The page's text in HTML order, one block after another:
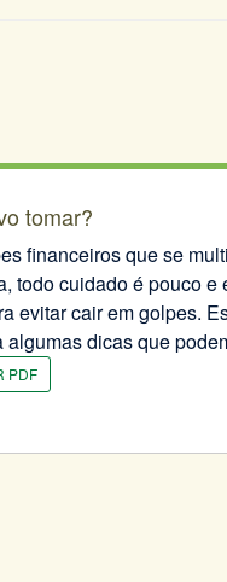
tomar?
financeiros que se
todo cuidado é pouco e
evitar cair em golpes.
algumas dicas que
PDF